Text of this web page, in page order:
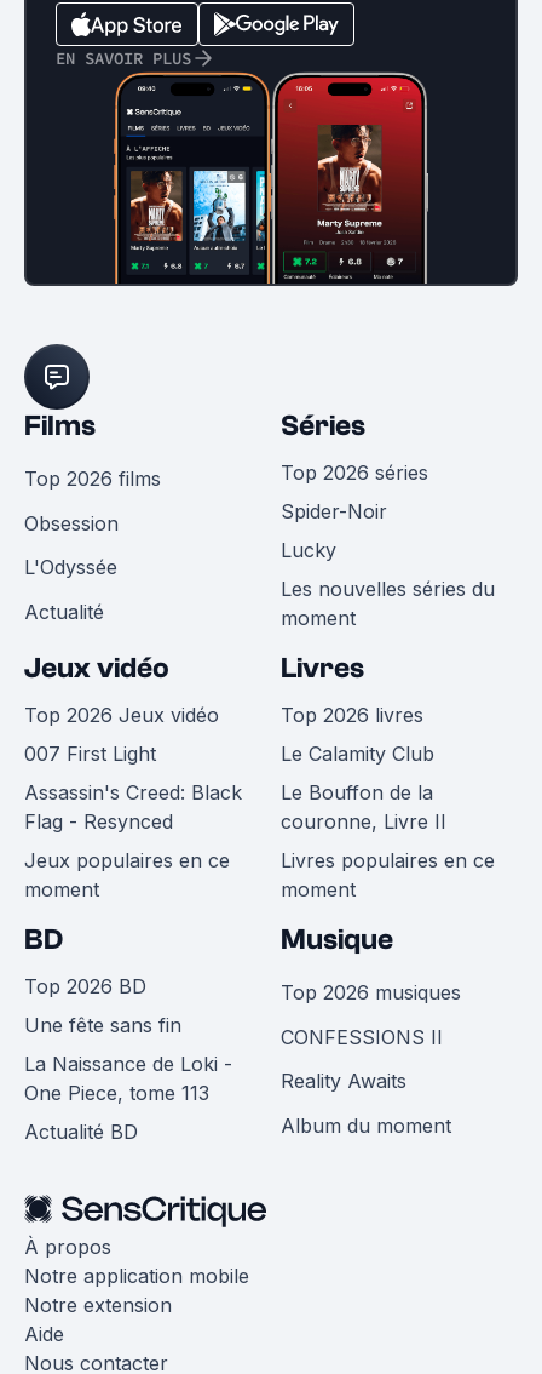
EN SAVOIR PLUS
Films
Top 2026 films
Obsession
L'Odyssée
Actualité
Séries
Top 2026 séries
Spider-Noir
Lucky
Les nouvelles séries du
moment
Jeux vidéo
Top 2026 Jeux vidéo
007 First Light
Assassin's Creed: Black
Flag - Resynced
Jeux populaires en ce
moment
Livres
Top 2026 livres
Le Calamity Club
Le Bouffon de la
couronne, Livre II
Livres populaires en ce
moment
BD
Top 2026 BD
Une fête sans fin
La Naissance de Loki -
One Piece, tome 113
Actualité BD
Musique
Top 2026 musiques
CONFESSIONS II
Reality Awaits
Album du moment
À propos
Notre application mobile
Notre extension
Aide
Nous contacter